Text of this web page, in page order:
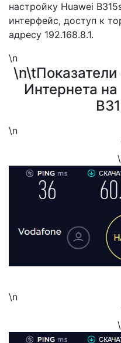
настройку Huawei
интерфейс, доступ к
адресу 192.168.8.1.
\n
\n\tПоказатели
Интернета
\n
\n